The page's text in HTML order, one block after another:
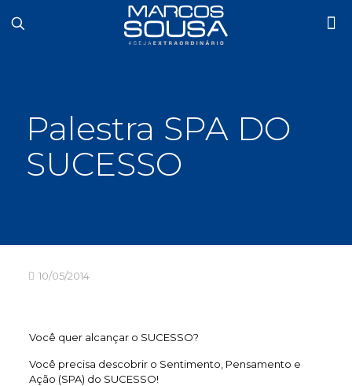
Palestra SPA DO
SUCESSO
10/05/2014
Você quer alcançar o SUCESSO?
Você precisa descobrir o Sentimento, Pensamento e
Ação (SPA) do SUCESSO!